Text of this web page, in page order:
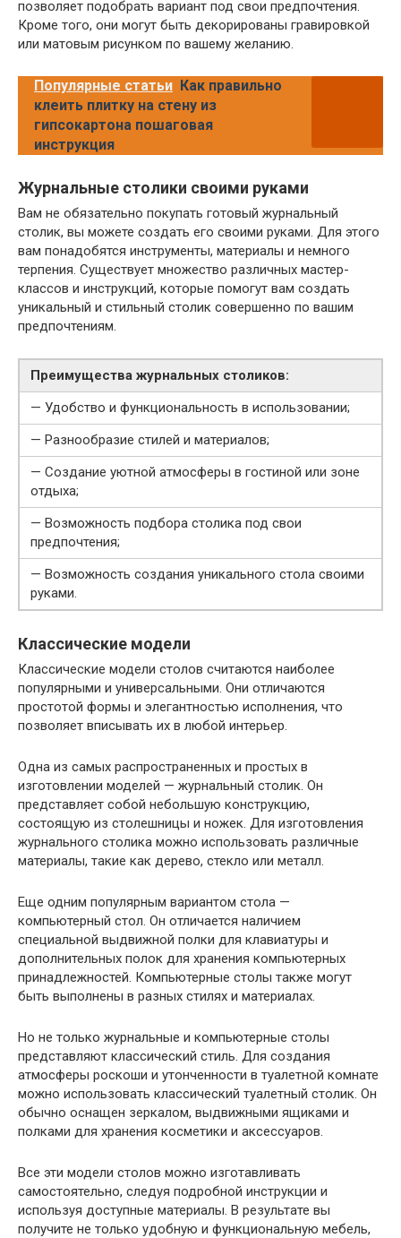
позволяет подобрать вариант под свои предпочтения.
Кроме того, они могут быть декорированы гравировкой
или матовым рисунком по вашему желанию.
Популярные статьи Как правильно
клеить плитку на стену из
гипсокартона пошаговая
инструкция
Журнальные столики своими руками
Вам не обязательно покупать готовый журнальный
столик, вы можете создать его своими руками. Для этого
вам понадобятся инструменты, материалы и немного
терпения. Существует множество различных мастер-
классов и инструкций, которые помогут вам создать
уникальный и стильный столик совершенно по вашим
предпочтениям.
Преимущества журнальных столиков:
— Удобство и функциональность в использовании;
— Разнообразие стилей и материалов;
— Создание уютной атмосферы в гостиной или зоне
отдыха;
— Возможность подбора столика под свои
предпочтения;
— Возможность создания уникального стола своими
руками.
Классические модели
Классические модели столов считаются наиболее
популярными и универсальными. Они отличаются
простотой формы и элегантностью исполнения, что
позволяет вписывать их в любой интерьер.
Одна из самых распространенных и простых в
изготовлении моделей — журнальный столик. Он
представляет собой небольшую конструкцию,
состоящую из столешницы и ножек. Для изготовления
журнального столика можно использовать различные
материалы, такие как дерево, стекло или металл.
Еще одним популярным вариантом стола —
компьютерный стол. Он отличается наличием
специальной выдвижной полки для клавиатуры и
дополнительных полок для хранения компьютерных
принадлежностей. Компьютерные столы также могут
быть выполнены в разных стилях и материалах.
Но не только журнальные и компьютерные столы
представляют классический стиль. Для создания
атмосферы роскоши и утонченности в туалетной комнате
можно использовать классический туалетный столик. Он
обычно оснащен зеркалом, выдвижными ящиками и
полками для хранения косметики и аксессуаров.
Все эти модели столов можно изготавливать
самостоятельно, следуя подробной инструкции и
используя доступные материалы. В результате вы
получите не только удобную и функциональную мебель,